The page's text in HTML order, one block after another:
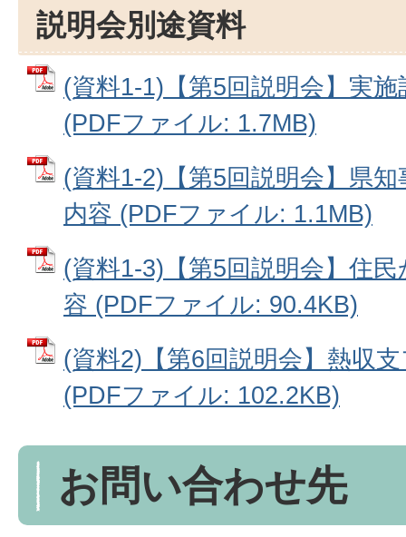
説明会別途資料
(資料1-1)【第5回説明会】実
(PDFファイル: 1.7MB)
(資料1-2)【第5回説明会】県
内容 (PDFファイル: 1.1MB)
(資料1-3)【第5回説明会】住
容 (PDFファイル: 90.4KB)
(資料2)【第6回説明会】熱収
(PDFファイル: 102.2KB)
お問い合わせ先